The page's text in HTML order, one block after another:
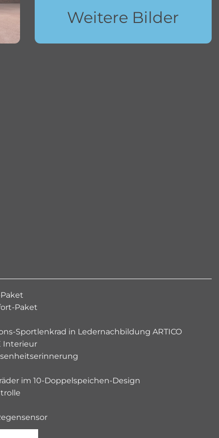
Weitere Bilder
Paket
Sportlenkrad in Ledernachbildung ARTICO
Interieur
im 10-Doppelspeichen-Design